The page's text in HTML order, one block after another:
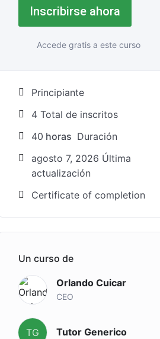
Inscribirse ahora
Accede gratis a este curso
Principiante
4 TotaI de inscritos
40 horas Duración
agosto 7, 2026 Última
actualización
Certificate of completion
Un curso de
Orlando Cuicar
CEO
TG Tutor Generico